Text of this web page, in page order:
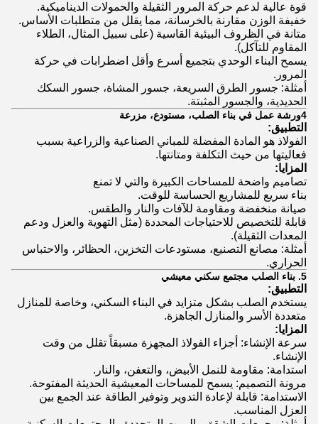
قوة عالية لدعم حركة المرور الثقيلة والحمولات الديناميكية.
خفيفة الوزن مقارنة بالخرسانة، مما يقلل من متطلبات الأساس.
متانة في الظروف البيئية القاسية (على سبيل المثال، الطلاء
المقاوم للتآكل).
يسمح البناء الوحدي بتجميع أسرع وأقل اضطرابات في حركة
المرور.
أمثلة: جسور الطرق السريعة، جسور المشاة، جسور السكك
الحديدية، والجسور المثبتة.
4ورشة عمل في بناء الصلب، مستودع، مزرعة
التطبيق:
الفولاذ هو المادة المفضلة للمباني الصناعية والزراعية بسبب
فعاليتها من حيث التكلفة ومتانتها.
المزايا:
تصاميم واضحة للمساحات الكبيرة والتي لا تمنع
بناء سريع للمشاريع الحساسة للوقت.
صيانة منخفضة ومقاومة للآفات والنار والطقس.
قابلة للتخصيص للاحتياجات المحددة (مثل التهوية والعزل ودعم
المعدات الثقيلة).
أمثلة: مصانع التصنيع، مستودعات التخزين، الحظائر، والاحتباس
الحراري.
5. بناء الصلب مجتمع سكني معيشي
التطبيق:
يستخدم الصلب بشكل متزايد في البناء السكني، وخاصة للمنازل
متعددة الأسر والمنازل الجاهزة.
المزايا:
سرعة الإنشاء: أجزاء الفولاذ المجهزة مسبقاً تقلل من وقت
الإنشاء.
استدامة: مقاومة للنمل الأبيض، والتعفن، والنار.
مرونة التصميم: يسمح للمساحات المعيشية الحديثة المفتوحة.
الاستدامة: قابلة لإعادة التدوير وتوفير الطاقة عند الجمع بين
العزل المناسب.